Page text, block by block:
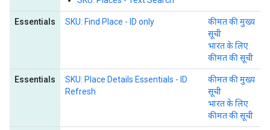
Essentials SKU: Find Place - ID only
कीमत की मुख्य
सूची
भारत के लिए
कीमत की सूची
Essentials
SKU: Place Details Essentials - ID
Refresh
कीमत की मुख्य
सूची
भारत के लिए
कीमत की सूची